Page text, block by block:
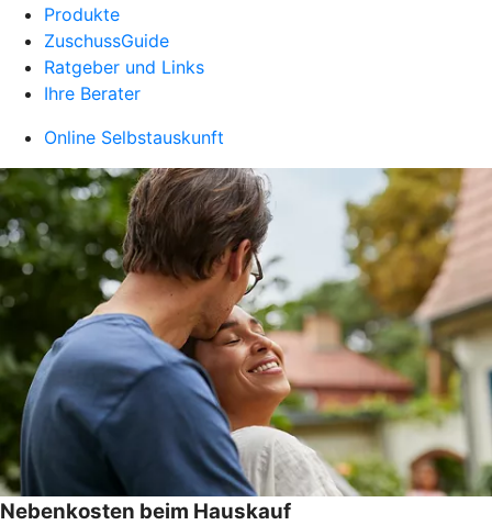
Produkte
ZuschussGuide
Ratgeber und Links
Ihre Berater
Online Selbstauskunft
Nebenkosten beim Hauskauf